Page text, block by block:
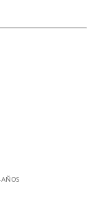
AÑOS